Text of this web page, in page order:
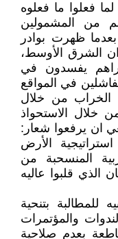
لما فعلوا ما فعلوه
من المشمولين
ظهرت بوادر
الشرق الأوسط،
يفسدون في
في المواقع
الخراب من خلال
خلال الاستحواذ
ان يرفعوا شعار:
الأرض
المنسحبة من
الذي قلبوا عاليه
بتنحية
والمؤتمرات
بعدم صلاحية